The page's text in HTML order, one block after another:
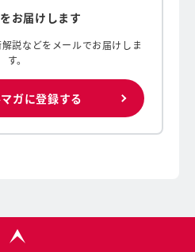
お届けします
説などをメールでお届けしま
す。
ガに登録する